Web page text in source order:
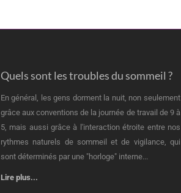
Quels sont les troubles du sommeil ?
En général, les gens dorment la nuit, non seulement
grâce aux conventions de la journée de travail de 9 à
5, mais aussi grâce à l'interaction étroite entre nos
rythmes naturels de sommeil et de vigilance, qui
sont déterminés par une "horloge" interne...
Lire plus...